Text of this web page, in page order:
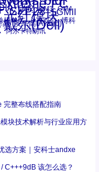
FC
OM2 OM3 OM4
SFP28 SGMII
光纤模块
模单芯 单模双芯 博科
高 安华高(Avago)
戴尔(Dell)
阿尔卡特朗讯
完整布线搭配指南
块技术解析与行业应用方
选方案｜安科士andxe
C+++9dB 该怎么选？